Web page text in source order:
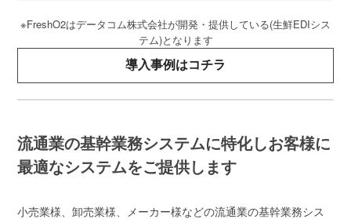
※FreshO2はデータコム株式会社が開発・提供している(生鮮EDIシス
テム)となります
導入事例はコチラ
流通業の基幹業務システムに特化しお客様に
最適なシステムをご提供します
⼩売業様、卸売業様、メーカー様などの流通業の基幹業務シス